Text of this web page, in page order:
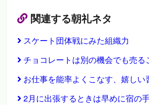
関連する朝礼ネタ
スケート団体戦にみた組織力
チョコレートは別の機会でも売
お仕事を能率よくこなす、嬉し
2月に出張するときは早めに宿の